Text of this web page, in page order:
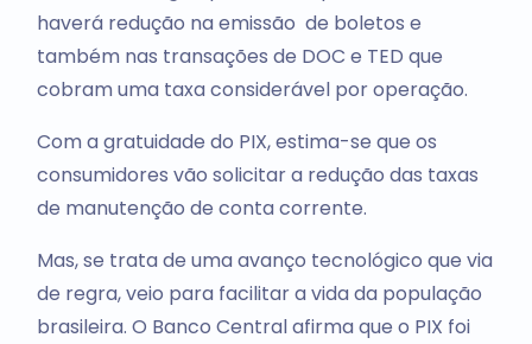
haverá redução na emissão de boletos e
também nas transações de DOC e TED que
cobram uma taxa considerável por operação.
Com a gratuidade do PIX, estima-se que os
consumidores vão solicitar a redução das taxas
de manutenção de conta corrente.
Mas, se trata de uma avanço tecnológico que via
de regra, veio para facilitar a vida da população
brasileira. O Banco Central afirma que o PIX foi